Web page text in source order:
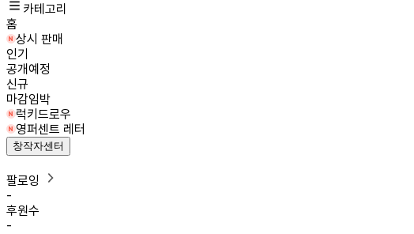
카테고리
홈
상시 판매
인기
공개예정
신규
마감임박
럭키드로우
영퍼센트 레터
창작자센터
팔로잉
-
후원수
-